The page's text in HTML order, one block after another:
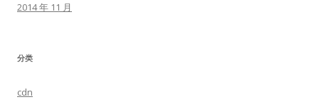
2014 年 11 月
分类
cdn